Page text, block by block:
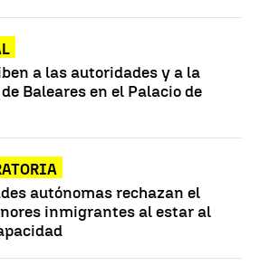
a las autoridades y a la
Baleares en el Palacio de
autónomas rechazan el
inmigrantes al estar al